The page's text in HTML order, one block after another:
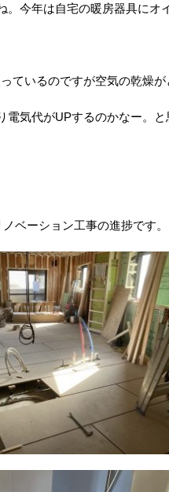
。今年は自宅の暖房器具にオ
ているのですが空気の乾燥
電気代がUPするのかなー。
ベーション工事の進捗です。